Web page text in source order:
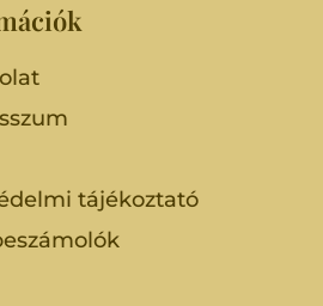
tájékoztató